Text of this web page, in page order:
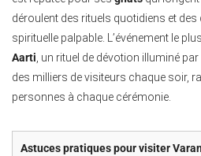
déroulent des rituels quotidiens et des
spirituelle palpable. L’événement le
Aarti , un rituel de dévotion illuminé
des milliers de visiteurs chaque soir,
personnes à chaque cérémonie.
Astuces pratiques pour visiter